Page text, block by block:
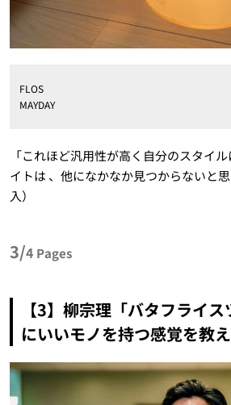
FLOS
MAYDAY
「これほど汎用性が高く自分のスタイ
イトは 、他になかなか見つからないと
入）
3/4 Pages
【3】柳宗理「バタフライ
にいいモノを持つ感覚を教